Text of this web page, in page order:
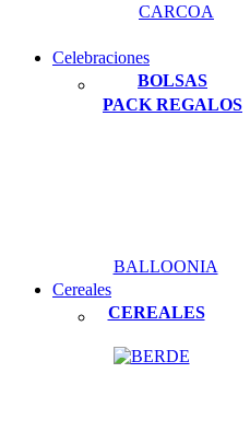
CARCOA
Celebraciones
BOLSAS
PACK REGALOS
BALLOONIA
Cereales
CEREALES